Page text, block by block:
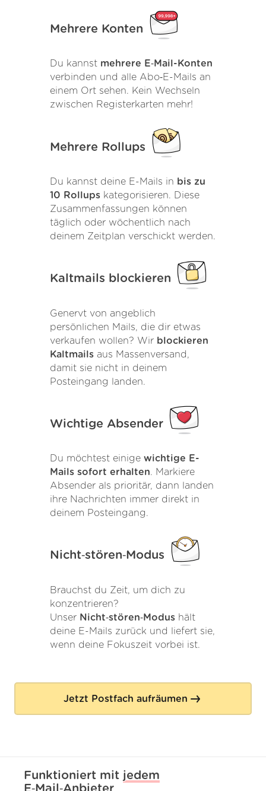
Mehrere Konten
Du kannst mehrere E‑Mail-Konten
verbinden und alle Abo‑E-Mails an
einem Ort sehen. Kein Wechseln
zwischen Registerkarten mehr!
Mehrere Rollups
Du kannst deine E-Mails in bis zu
10 Rollups kategorisieren. Diese
Zusammenfassungen können
täglich oder wöchentlich nach
deinem Zeitplan verschickt werden.
Kaltmails blockieren
Genervt von angeblich
persönlichen Mails, die dir etwas
verkaufen wollen? Wir blockieren
Kaltmails aus Massenversand,
damit sie nicht in deinem
Posteingang landen.
Wichtige Absender
Du möchtest einige wichtige E-
Mails sofort erhalten. Markiere
Absender als prioritär, dann landen
ihre Nachrichten immer direkt in
deinem Posteingang.
Nicht‑stören‑Modus
Brauchst du Zeit, um dich zu
konzentrieren?
Unser Nicht‑stören‑Modus hält
deine E-Mails zurück und liefert sie,
wenn deine Fokuszeit vorbei ist.
Jetzt Postfach aufräumen
Funktioniert mit jedem